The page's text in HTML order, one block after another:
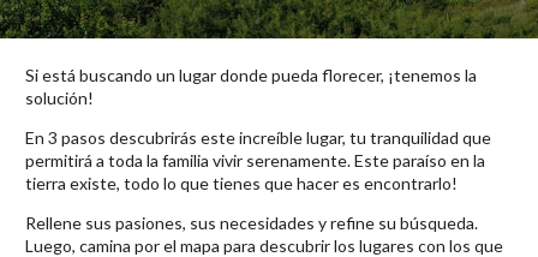
Si está buscando un lugar donde pueda florecer, ¡tenemos la
solución!
En 3 pasos descubrirás este increíble lugar, tu tranquilidad que
permitirá a toda la familia vivir serenamente. Este paraíso en la
tierra existe, todo lo que tienes que hacer es encontrarlo!
Rellene sus pasiones, sus necesidades y refine su búsqueda.
Luego, camina por el mapa para descubrir los lugares con los que